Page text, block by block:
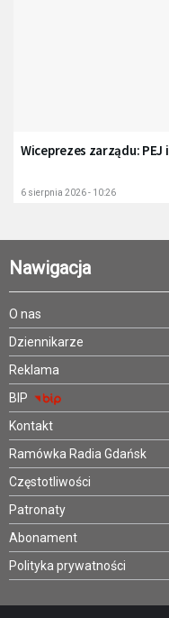
Wiceprezes zarządu:
6 sierpnia 2026 - 10:26
Nawigacja
O nas
Dziennikarze
Reklama
BIP
Kontakt
Ramówka Radia Gdańsk
Częstotliwości
Patronaty
Abonament
Polityka prywatności